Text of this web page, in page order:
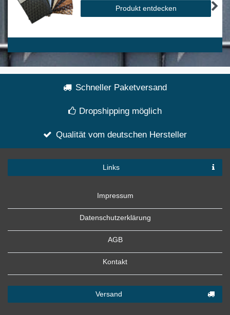
Produkt entdecken
Schneller Paketversand
Dropshipping möglich
Qualität vom deutschen Hersteller
Links
Impressum
Datenschutzerklärung
AGB
Kontakt
Versand